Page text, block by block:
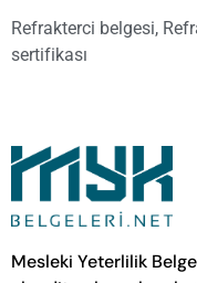
Refrakterci belgesi,
sertifikası
Mesleki Yeterlilik